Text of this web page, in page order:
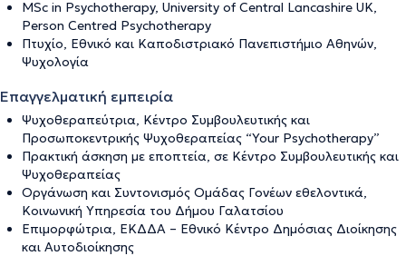
MSc in Psychotherapy, University of Central Lancashire UK,
Person Centred Psychotherapy
Πτυχίο, Εθνικό και Καποδιστριακό Πανεπιστήμιο Αθηνών,
Ψυχολογία
Επαγγελματική εμπειρία
Ψυχοθεραπεύτρια, Κέντρο Συμβουλευτικής και
Προσωποκεντρικής Ψυχοθεραπείας “Your Psychotherapy”
Πρακτική άσκηση με εποπτεία, σε Κέντρο Συμβουλευτικής και
Ψυχοθεραπείας
Οργάνωση και Συντονισμός Ομάδας Γονέων εθελοντικά,
Κοινωνική Υπηρεσία του Δήμου Γαλατσίου
Επιμορφώτρια, ΕΚΔΔΑ – Εθνικό Κέντρο Δημόσιας Διοίκησης
και Αυτοδιοίκησης